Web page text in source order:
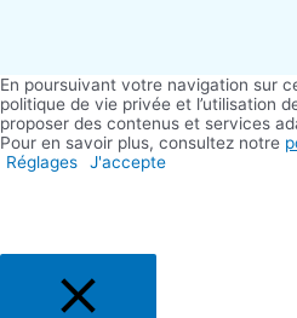
En poursuivant votre navigation sur
politique de vie privée et l’utilisation
proposer des contenus et services
Pour en savoir plus, consultez notre
Réglages
J'accepte